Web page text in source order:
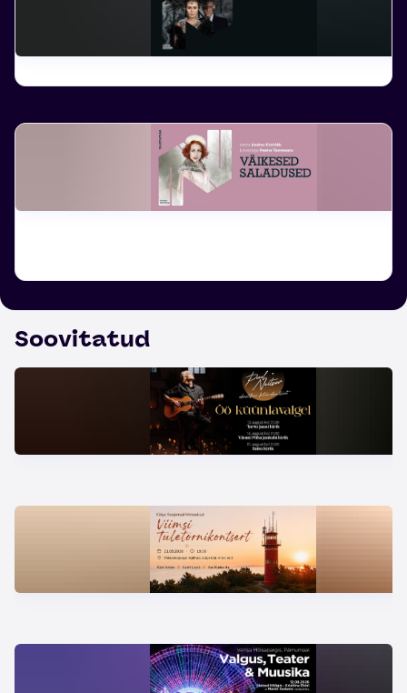
Soovitatud